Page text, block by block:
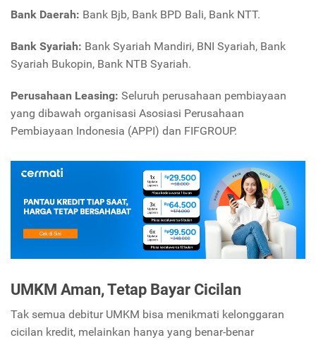
Bank Daerah: Bank Bjb, Bank BPD Bali, Bank NTT.
Bank Syariah: Bank Syariah Mandiri, BNI Syariah, Bank
Syariah Bukopin, Bank NTB Syariah.
Perusahaan Leasing: Seluruh perusahaan pembiayaan
yang dibawah organisasi Asosiasi Perusahaan
Pembiayaan Indonesia (APPI) dan FIFGROUP.
UMKM Aman, Tetap Bayar Cicilan
Tak semua debitur UMKM bisa menikmati kelonggaran
cicilan kredit, melainkan hanya yang benar-benar